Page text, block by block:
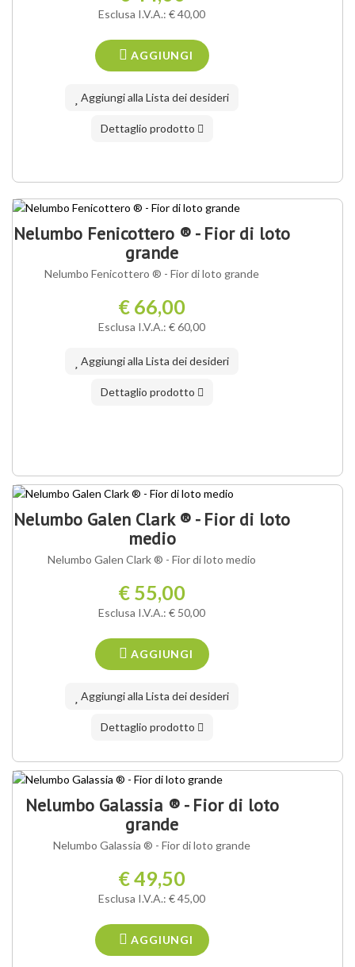
Esclusa I.V.A.: € 40,00
AGGIUNGI
Aggiungi alla Lista dei desideri
Dettaglio prodotto
NOSTRA VARIETÀ ®
IN ASSORTIMENTO
Nelumbo Fenicottero ® - Fior di loto
grande
Nelumbo Fenicottero ® - Fior di loto grande
€ 66,00
Esclusa I.V.A.: € 60,00
Aggiungi alla Lista dei desideri
Dettaglio prodotto
NOSTRA VARIETÀ ®
Nelumbo Galen Clark ® - Fior di loto
medio
Nelumbo Galen Clark ® - Fior di loto medio
€ 55,00
Esclusa I.V.A.: € 50,00
AGGIUNGI
Aggiungi alla Lista dei desideri
Dettaglio prodotto
NOSTRA VARIETÀ ®
Nelumbo Galassia ® - Fior di loto
grande
Nelumbo Galassia ® - Fior di loto grande
€ 49,50
Esclusa I.V.A.: € 45,00
AGGIUNGI